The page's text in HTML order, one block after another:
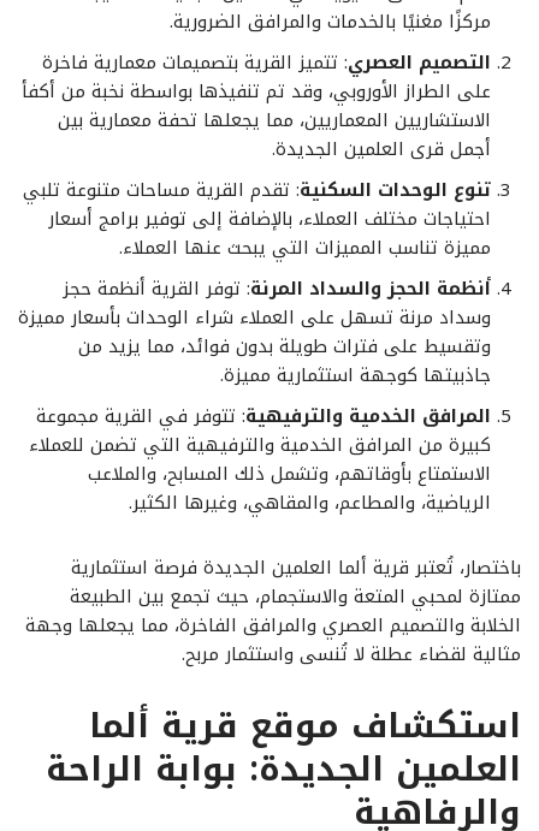
مركزًا مغنيًا بالخدمات والمرافق الضرورية.
التصميم العصري: تتميز القرية بتصميمات معمارية فاخرة
على الطراز الأوروبي، وقد تم تنفيذها بواسطة نخبة من أكفأ
الاستشاريين المعماريين، مما يجعلها تحفة معمارية بين
أجمل قرى العلمين الجديدة.
تنوع الوحدات السكنية: تقدم القرية مساحات متنوعة تلبي
احتياجات مختلف العملاء، بالإضافة إلى توفير برامج أسعار
مميزة تناسب المميزات التي يبحث عنها العملاء.
أنظمة الحجز والسداد المرنة: توفر القرية أنظمة حجز
وسداد مرنة تسهل على العملاء شراء الوحدات بأسعار مميزة
وتقسيط على فترات طويلة بدون فوائد، مما يزيد من
جاذبيتها كوجهة استثمارية مميزة.
المرافق الخدمية والترفيهية: تتوفر في القرية مجموعة
كبيرة من المرافق الخدمية والترفيهية التي تضمن للعملاء
الاستمتاع بأوقاتهم، وتشمل ذلك المسابح، والملاعب
الرياضية، والمطاعم، والمقاهي، وغيرها الكثير.
باختصار، تُعتبر قرية ألما العلمين الجديدة فرصة استثمارية
ممتازة لمحبي المتعة والاستجمام، حيث تجمع بين الطبيعة
الخلابة والتصميم العصري والمرافق الفاخرة، مما يجعلها وجهة
مثالية لقضاء عطلة لا تُنسى واستثمار مربح.
استكشاف موقع قرية ألما
العلمين الجديدة: بوابة الراحة
والرفاهية